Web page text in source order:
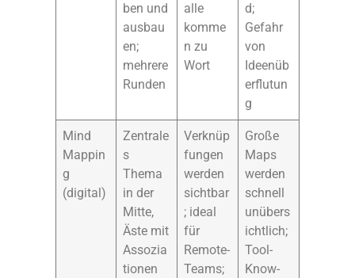
ben und
ausbau
en;
mehrere
Runden
alle
komme
n zu
Wort
d;
Gefahr
von
Ideenüb
erflutun
g
Mind
Mappin
g
(digital)
Zentrale
s
Thema
in der
Mitte,
Äste mit
Assozia
tionen
Verknüp
fungen
werden
sichtbar
; ideal
für
Remote-
Teams;
Große
Maps
werden
schnell
unübers
ichtlich;
Tool-
Know-